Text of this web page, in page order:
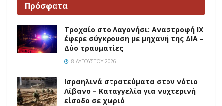
Πρόσφατα
Τροχαίο στο Λαγονήσι: Αναστροφή ΙΧ
έφερε σύγκρουση με μηχανή της ΔΙΑ –
Δύο τραυματίες
8 ΑΥΓΟΎΣΤΟΥ 2026
Ισραηλινά στρατεύματα στον νότιο
Λίβανο – Καταγγελία για νυχτερινή
είσοδο σε χωριό